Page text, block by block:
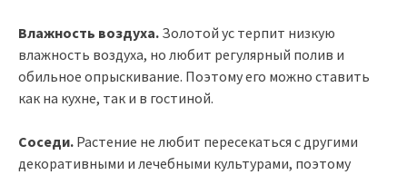
Влажность воздуха. Золотой ус терпит низкую
влажность воздуха, но любит регулярный полив и
обильное опрыскивание. Поэтому его можно ставить
как на кухне, так и в гостиной.
Соседи. Растение не любит пересекаться с другими
декоративными и лечебными культурами, поэтому